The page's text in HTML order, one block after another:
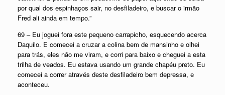
por qual dos espinhaços sair, no desfiladeiro, e buscar o irmão
Fred ali ainda em tempo.”
69 – Eu joguei fora este pequeno carrapicho, esquecendo acerca
Daquilo. E comecei a cruzar a colina bem de mansinho e olhei
para trás, eles não me viram, e corri para baixo e cheguei a esta
trilha de veados. Eu estava usando um grande chapéu preto. Eu
comecei a correr através deste desfiladeiro bem depressa, e
aconteceu.